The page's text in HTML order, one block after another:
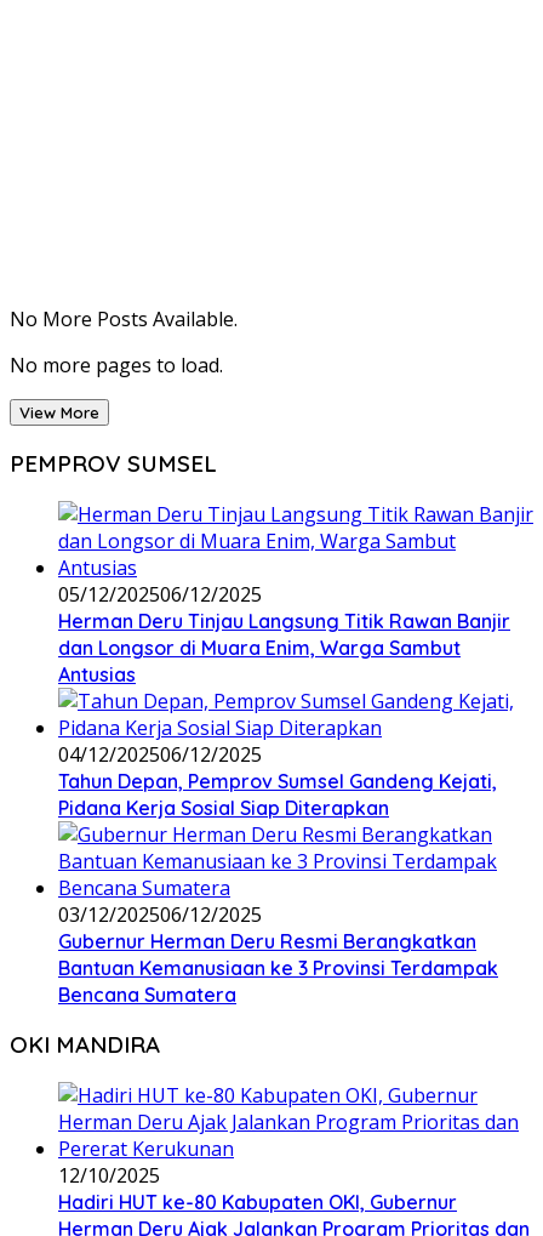
No More Posts Available.
No more pages to load.
View More
PEMPROV SUMSEL
05/12/202506/12/2025
Herman Deru Tinjau Langsung Titik Rawan Banjir
dan Longsor di Muara Enim, Warga Sambut
Antusias
04/12/202506/12/2025
Tahun Depan, Pemprov Sumsel Gandeng Kejati,
Pidana Kerja Sosial Siap Diterapkan
03/12/202506/12/2025
Gubernur Herman Deru Resmi Berangkatkan
Bantuan Kemanusiaan ke 3 Provinsi Terdampak
Bencana Sumatera
OKI MANDIRA
12/10/2025
Hadiri HUT ke-80 Kabupaten OKI, Gubernur
Herman Deru Ajak Jalankan Program Prioritas dan